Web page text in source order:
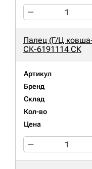
Палец (Г/Ц
СК-6191114 СК
Артикул
Бренд
Склад
Кол-во
Цена